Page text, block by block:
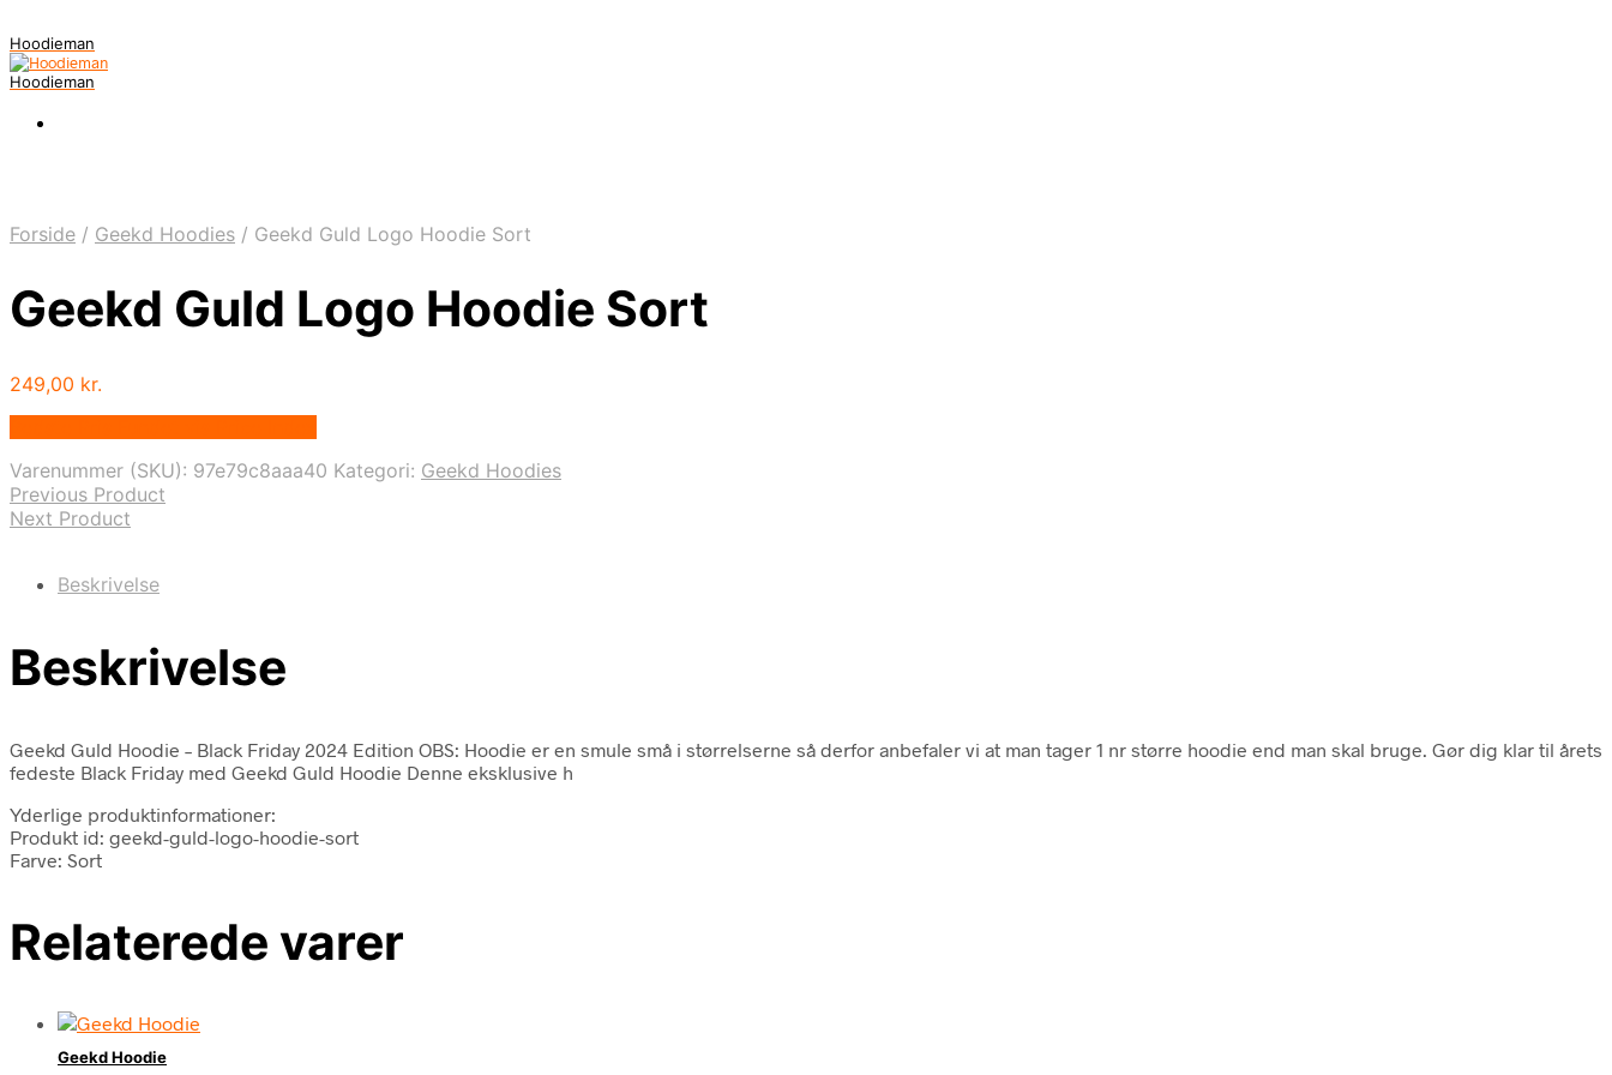
Hoodieman
Hoodieman
Forside / Geekd Hoodies / Geekd Guld Logo Hoodie Sort
Geekd Guld Logo Hoodie Sort
249,00 kr.
Varenummer (SKU): 97e79c8aaa40 Kategori: Geekd Hoodies
Previous Product
Next Product
Beskrivelse
Beskrivelse
Geekd Guld Hoodie – Black Friday 2024 Edition OBS: Hoodie er en smule små i størrelserne så derfor anbefaler vi at man tager 1 nr større hoodie end man skal bruge. Gør dig klar til årets
fedeste Black Friday med Geekd Guld Hoodie Denne eksklusive h
Yderlige produktinformationer:
Produkt id: geekd-guld-logo-hoodie-sort
Farve: Sort
Relaterede varer
Geekd Hoodie